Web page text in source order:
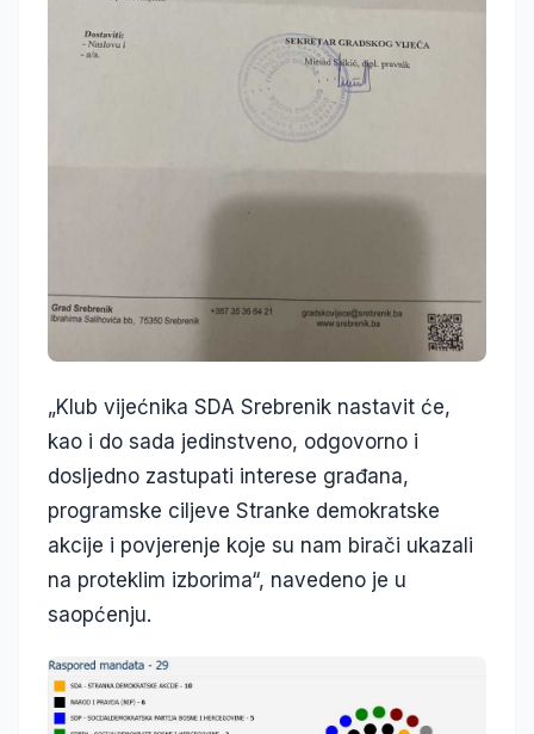
„Klub vijećnika SDA Srebrenik nastavit će,
kao i do sada jedinstveno, odgovorno i
dosljedno zastupati interese građana,
programske ciljeve Stranke demokratske
akcije i povjerenje koje su nam birači ukazali
na proteklim izborima“, navedeno je u
saopćenju.